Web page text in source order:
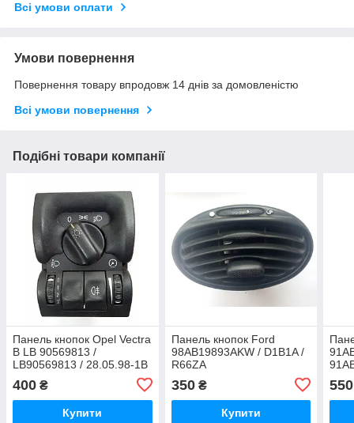
Всі умови оплати
Умови повернення
Повернення товару впродовж 14 днів за домовленістю
Всі умови повернення
Подібні товари компанії
Панель кнопок Opel Vectra
B LB 90569813 /
LB90569813 / 28.05.98-1B
400 ₴
Купити
Панель кнопок Ford
98AB19893AKW / D1B1A /
R66ZA
350₴
Купити
550